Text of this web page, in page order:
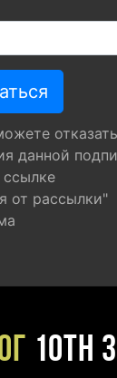
данной
от рассылки"
10TH